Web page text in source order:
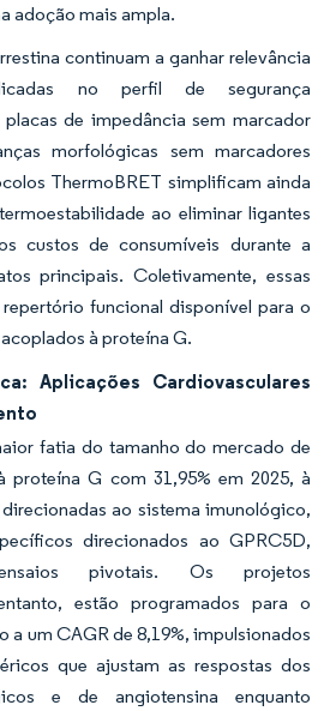
adoção mais ampla.
continuam a ganhar relevância
no perfil de segurança
de impedância sem marcador
morfológicas sem marcadores
ThermoBRET simplificam ainda
ao eliminar ligantes
custos de consumíveis durante a
principais. Coletivamente, essas
funcional disponível para o
à proteína G.
Aplicações Cardiovasculares
fatia do tamanho do mercado de
proteína G com 31,95% em 2025, à
ao sistema imunológico,
direcionados ao GPRC5D,
pivotais. Os projetos
estão programados para o
a um CAGR de 8,19%, impulsionados
que ajustam as respostas dos
e de angiotensina enquanto